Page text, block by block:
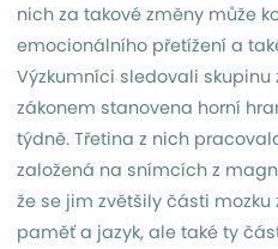
nich za takové změny může
emocionálního přetížení a
Výzkumníci sledovali skupinu
zákonem stanovena horní
týdně. Třetina z nich
založená na snímcích z
že se jim zvětšily části
paměť a jazyk, ale také ty